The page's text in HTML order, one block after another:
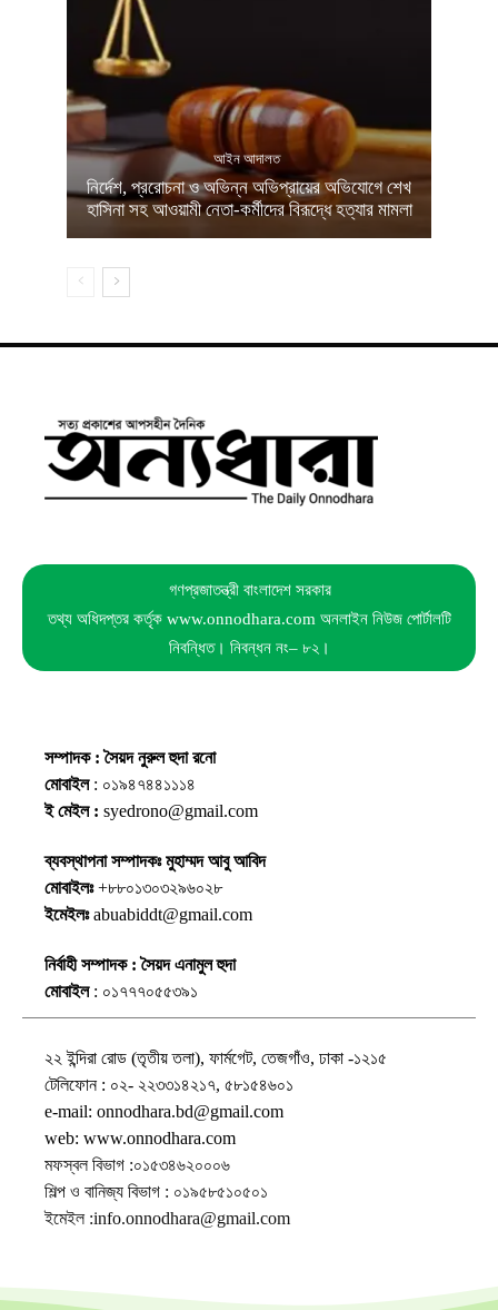
আইন আদালত
নির্দেশ, প্ররোচনা ও অভিন্ন অভিপ্রায়ের অভিযোগে শেখ
হাসিনা সহ আওয়ামী নেতা-কর্মীদের বিরূদ্ধে হত্যার মামলা
গণপ্রজাতন্ত্রী বাংলাদেশ সরকার
তথ্য অধিদপ্তর কর্তৃক www.onnodhara.com অনলাইন নিউজ পোর্টালটি
নিবন্ধিত। নিবন্ধন নং– ৮২।
সম্পাদক : সৈয়দ নুরুল হুদা রনো
মোবাইল: ০১৯৪৭৪৪১১১৪
ই মেইল : syedrono@gmail.com
ব্যবস্থাপনা সম্পাদকঃ মুহাম্মদ আবু আবিদ
মোবাইলঃ+৮৮০১৩০৩২৯৬০২৮
ইমেইলঃabuabiddt@gmail.com
নির্বাহী সম্পাদক : সৈয়দ এনামুল হুদা
মোবাইল: ০১৭৭৭০৫৫৩৯১
২২ ইন্দিরা রোড (তৃতীয় তলা), ফার্মগেট, তেজগাঁও, ঢাকা -১২১৫
টেলিফোন : ০২- ২২৩৩১৪২১৭, ৫৮১৫৪৬০১
e-mail: onnodhara.bd@gmail.com
web: www.onnodhara.com
মফস্বল বিভাগ :০১৫৩৪৬২০০০৬
শিল্প ও বানিজ্য বিভাগ : ০১৯৫৮৫১০৫০১
ইমেইল :info.onnodhara@gmail.com